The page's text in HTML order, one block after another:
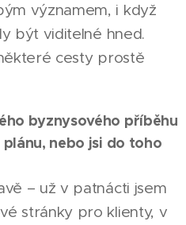
významem, i když
být viditelné hned.
cesty prostě
byznysového příběhu
nebo jsi do toho
– už v patnácti jsem
stránky pro klienty, v